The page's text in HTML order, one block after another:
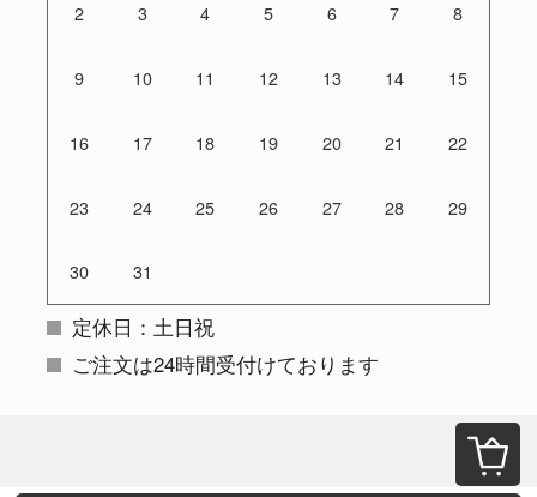
2 3 4 5 6 7 8
9 10 11 12 13 14 15
16 17 18 19 20 21 22
23 24 25 26 27 28 29
30 31
定休日：土日祝
ご注文は24時間受付けております